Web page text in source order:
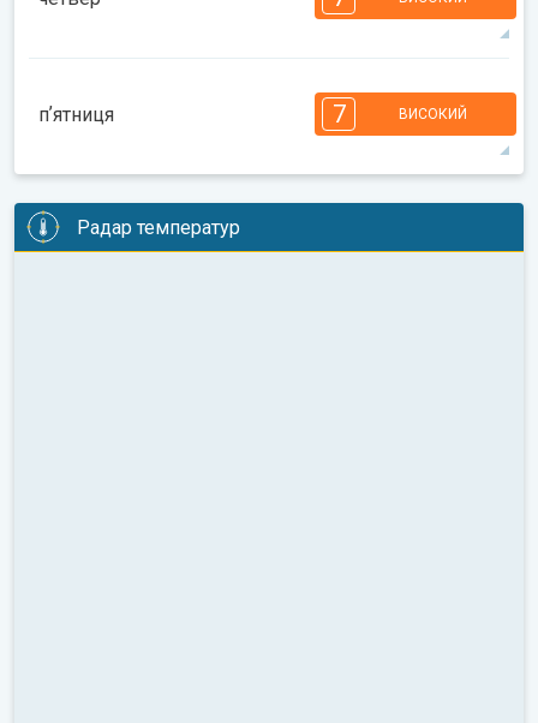
14:00
12 год 05:51 19:57 37°макс.
1
14:00
3
14 год 05:52 19:55 36°макс.
пʼятниця 7 ВИСОКИЙ
2
08:00
4 5 5
Радар температур